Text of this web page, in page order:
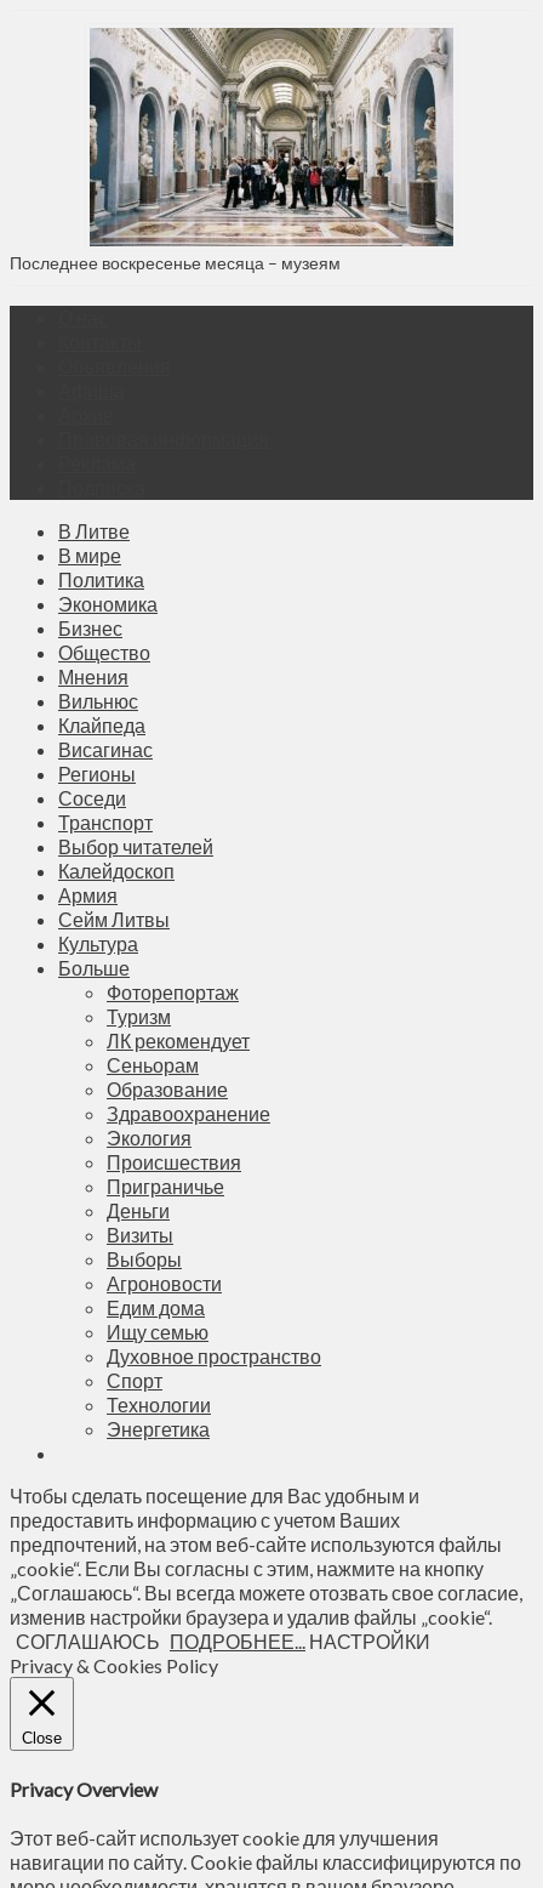
Последнее воскресенье месяца – музеям
В Литве
В мире
Политика
Экономика
Бизнес
Общество
Мнения
Вильнюс
Клайпеда
Висагинас
Регионы
Соседи
Транспорт
Выбор читателей
Калейдоскоп
Армия
Сейм Литвы
Культура
Больше
Фоторепортаж
Туризм
ЛК рекомендует
Сеньорам
Образование
Здравоохранение
Экология
Происшествия
Приграничье
Деньги
Визиты
Выборы
Агроновости
Едим дома
Ищу семью
Духовное пространство
Спорт
Технологии
Энергетика
Чтобы сделать посещение для Вас удобным и
предоставить информацию с учетом Ваших
предпочтений, на этом веб-сайте используются файлы
„cookie“. Если Вы согласны с этим, нажмите на кнопку
„Соглашаюсь“. Вы всегда можете отозвать свое согласие,
изменив настройки браузера и удалив файлы „cookie“.
СОГЛАШАЮСЬ ПОДРОБНЕЕ... НАСТРОЙКИ
Privacy & Cookies Policy
Close
Privacy Overview
Этот веб-сайт использует cookie для улучшения
навигации по сайту. Сookie файлы классифицируются по